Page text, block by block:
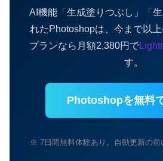
AI機能「生成塗りつぶし」「
れたPhotoshopは、今まで以
プランなら月額2,380円で
す。
Photoshopを無料
※ 7日間無料体験あり。自動更新の前